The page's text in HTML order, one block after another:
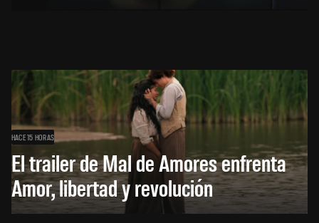
HACE 15 HORAS
El trailer de Mal de Amores enfrenta
Amor, libertad y revolución